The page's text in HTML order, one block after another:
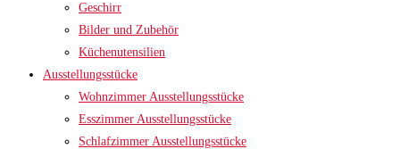
Geschirr
Bilder und Zubehör
Küchenutensilien
Ausstellungsstücke
Wohnzimmer Ausstellungsstücke
Esszimmer Ausstellungsstücke
Schlafzimmer Ausstellungsstücke